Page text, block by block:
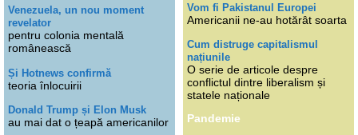
Venezuela, un nou moment
revelator
pentru colonia mentală
românească
Și Hotnews confirmă
teoria înlocuirii
Donald Trump și Elon Musk
au mai dat o țeapă americanilor
Vom fi Pakistanul Europei
Americanii ne-au hotărât soarta
Cum distruge capitalismul
națiunile
O serie de articole despre
conflictul dintre liberalism și
statele naționale
Pandemie